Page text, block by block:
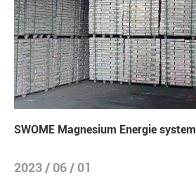
SWOME Magnesium Energie system
2023 / 06 / 01